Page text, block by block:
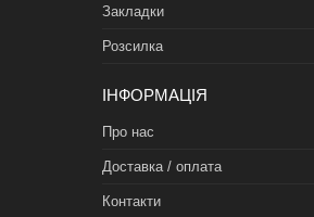
Закладки
Розсилка
ІНФОРМАЦІЯ
Про нас
Доставка / оплата
Контакти